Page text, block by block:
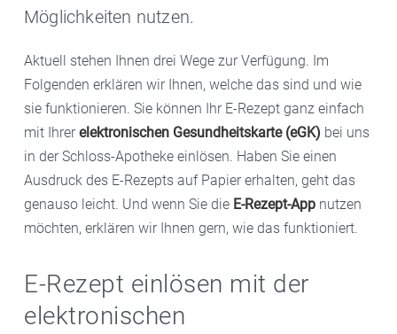
Möglichkeiten nutzen.
Aktuell stehen Ihnen drei Wege zur Verfügung. Im
Folgenden erklären wir Ihnen, welche das sind und wie
sie funktionieren. Sie können Ihr E-Rezept ganz einfach
mit Ihrer elektronischen Gesundheitskarte (eGK) bei uns
in der Schloss-Apotheke einlösen. Haben Sie einen
Ausdruck des E-Rezepts auf Papier erhalten, geht das
genauso leicht. Und wenn Sie die E-Rezept-App nutzen
möchten, erklären wir Ihnen gern, wie das funktioniert.
E-Rezept einlösen mit der
elektronischen